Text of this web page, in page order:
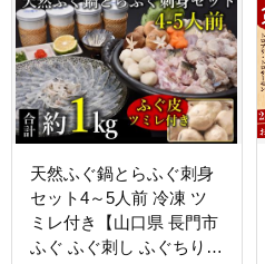
天然ふぐ鍋とらふぐ刺身
セット4～5人前 冷凍 ツ
ミレ付き【山口県 長門市
ふぐ ふぐ刺し ふぐちり